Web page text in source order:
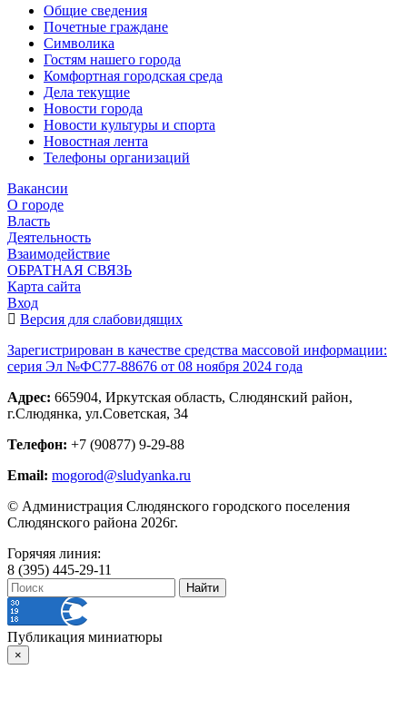
Общие сведения
Почетные граждане
Символика
Гостям нашего города
Комфортная городская среда
Дела текущие
Новости города
Новости культуры и спорта
Новостная лента
Телефоны организаций
Вакансии
О городе
Власть
Деятельность
Взаимодействие
ОБРАТНАЯ СВЯЗЬ
Карта сайта
Вход
Версия для слабовидящих
Зарегистрирован в качестве средства массовой информации:
серия Эл №ФС77-88676 от 08 ноября 2024 года
Адрес: 665904, Иркутская область, Слюдянский район,
г.Слюдянка, ул.Советская, 34
Телефон: +7 (90877) 9-29-88
Email: mogorod@sludyanka.ru
© Администрация Слюдянского городского поселения
Слюдянского района 2026г.
Горячяя линия:
8 (395) 445-29-11
Публикация миниатюры
×